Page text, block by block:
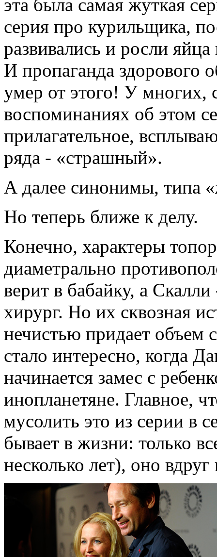
эта была самая жуткая
серия про курильщика,
развивались и росли
И пропаганда здорового
умер от этого! У многих,
воспоминаниях об этом
прилагательное,
ряда - «страшный».
А далее синонимы, типа
Но теперь ближе к делу.
Конечно, характеры
диаметрально
верит в бабайку, а
хирург. Но их сквозная
нечистью придает объем
стало интересно, когда
начинается замес с
инопланетяне. Главное,
мусолить это из серии в
бывает в жизни: только
несколько лет), оно